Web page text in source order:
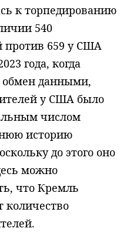
к торпедированию
540
против 659 у США
года, когда
обмен данными,
у США было
числом
историю
до этого оно
можно
что Кремль
количество